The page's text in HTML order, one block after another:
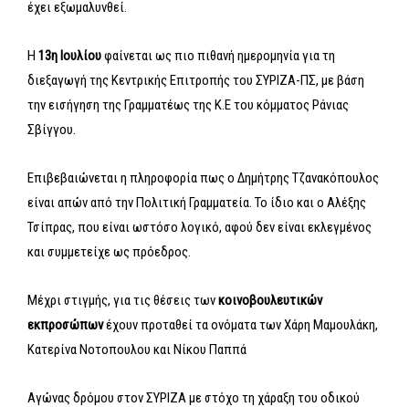
έχει εξωμαλυνθεί.
Η 13η Ιουλίουφαίνεται ως πιο πιθανή ημερομηνία για τη
διεξαγωγή της Κεντρικής Επιτροπής του ΣΥΡΙΖΑ-ΠΣ, με βάση
την εισήγηση της Γραμματέως της Κ.Ε του κόμματος Ράνιας
Σβίγγου.
Επιβεβαιώνεται η πληροφορία πως ο Δημήτρης Τζανακόπουλος
είναι απών από την Πολιτική Γραμματεία. Το ίδιο και ο Αλέξης
Τσίπρας, που είναι ωστόσο λογικό, αφού δεν είναι εκλεγμένος
και συμμετείχε ως πρόεδρος.
Μέχρι στιγμής, για τις θέσεις τωνκοινοβουλευτικών
εκπροσώπωνέχουν προταθεί τα ονόματα των Χάρη Μαμουλάκη,
Κατερίνα Νοτοπουλου και Νίκου Παππά
Αγώνας δρόμου στον ΣΥΡΙΖΑ με στόχο τη χάραξη του οδικού